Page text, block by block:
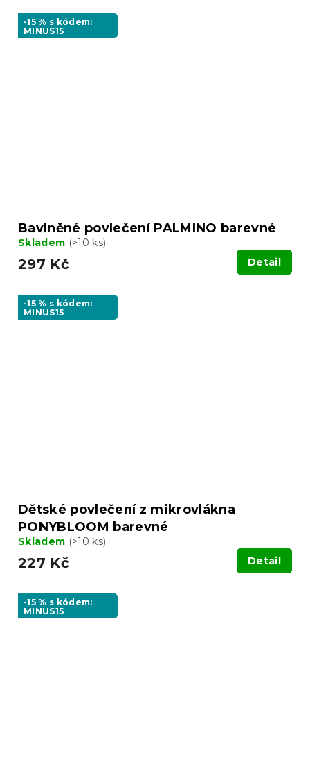
-15 % s kódem:
MINUS15
Bavlněné povlečení PALMINO barevné
Skladem (>10 ks)
297 Kč Detail
-15 % s kódem:
MINUS15
Dětské povlečení z mikrovlákna
PONYBLOOM barevné
Skladem (>10 ks)
227 Kč Detail
-15 % s kódem:
MINUS15